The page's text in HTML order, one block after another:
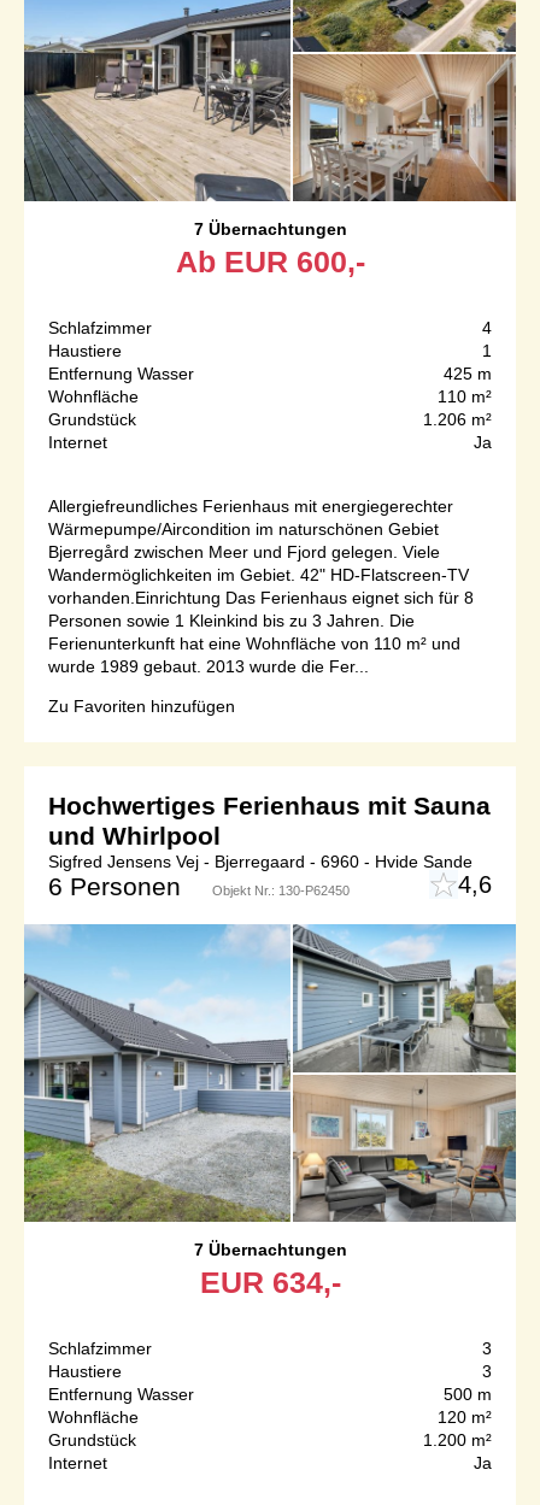
7 Übernachtungen
Ab EUR 600,-
Schlafzimmer
4
Haustiere
1
Entfernung Wasser
425 m
Wohnfläche
110 m²
Grundstück
1.206 m²
Internet
Ja
Allergiefreundliches Ferienhaus mit energiegerechter
Wärmepumpe/Aircondition im naturschönen Gebiet
Bjerregård zwischen Meer und Fjord gelegen. Viele
Wandermöglichkeiten im Gebiet. 42" HD-Flatscreen-TV
vorhanden.Einrichtung Das Ferienhaus eignet sich für 8
Personen sowie 1 Kleinkind bis zu 3 Jahren. Die
Ferienunterkunft hat eine Wohnfläche von 110 m² und
wurde 1989 gebaut. 2013 wurde die Fer...
Zu Favoriten hinzufügen
Hochwertiges Ferienhaus mit Sauna
und Whirlpool
Sigfred Jensens Vej - Bjerregaard - 6960 - Hvide Sande
6 Personen Objekt Nr.: 130-P62450 4,6
7 Übernachtungen
EUR 634,-
Schlafzimmer
3
Haustiere
3
Entfernung Wasser
500 m
Wohnfläche
120 m²
Grundstück
1.200 m²
Internet
Ja